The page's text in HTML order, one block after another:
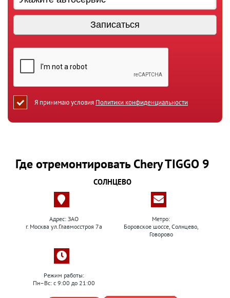
Я принимаю условия Политики конфиденциальности
Где отремонтировать Chery TIGGO 9
СОЛНЦЕВО
Адрес: ЗАО
г. Москва ул.Главмосстроя 7а
Метро:
Боровское шоссе, Солнцево,
Говорово
Режим работы:
Пн–Вс: с 9:00 до 21:00